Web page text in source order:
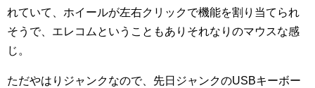
れていて、ホイールが左右クリックで機能を割り当てられ
そうで、エレコムということもありそれなりのマウスな感
じ。
ただやはりジャンクなので、先日ジャンクのUSBキーボー